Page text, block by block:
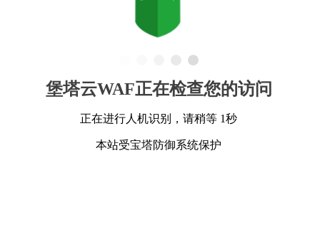
堡塔云WAF正在检查您的访问
正在进行人机识别，请稍等 1秒
本站受宝塔防御系统保护